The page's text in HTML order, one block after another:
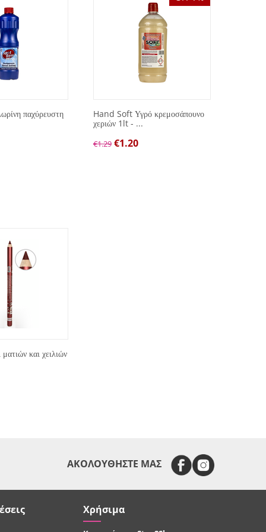
παχύρευστη
Hand Soft Υγρό κρεμοσάπουνο
χεριών 1lt - ...
€1.29 €1.20
και χειλιών
ΑΚΟΛΟΥΘΗΣΤΕ ΜΑΣ
Χρήσιμα